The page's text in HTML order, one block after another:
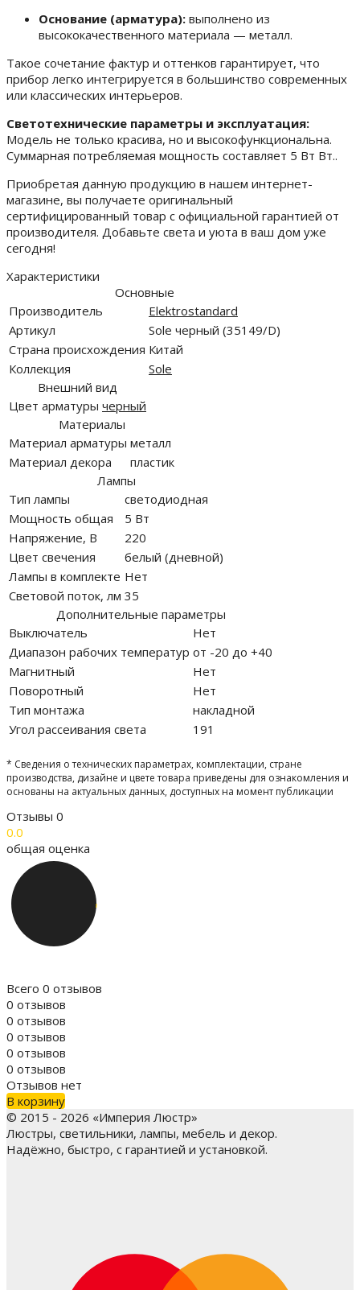
Основание (арматура): выполнено из
высококачественного материала — металл.
Такое сочетание фактур и оттенков гарантирует, что
прибор легко интегрируется в большинство современных
или классических интерьеров.
Светотехнические параметры и эксплуатация:
Модель не только красива, но и высокофункциональна.
Суммарная потребляемая мощность составляет 5 Вт Вт..
Приобретая данную продукцию в нашем интернет-
магазине, вы получаете оригинальный
сертифицированный товар с официальной гарантией от
производителя. Добавьте света и уюта в ваш дом уже
сегодня!
Характеристики
Основные
Производитель
Elektrostandard
Артикул
Sole черный (35149/D)
Страна происхождения Китай
Коллекция
Sole
Внешний вид
Цвет арматуры черный
Материалы
Материал арматуры металл
Материал декора
пластик
Лампы
Тип лампы
светодиодная
Мощность общая
5 Вт
Напряжение, В
220
Цвет свечения
белый (дневной)
Лампы в комплекте Нет
Световой поток, лм 35
Дополнительные параметры
Выключатель
Нет
Диапазон рабочих температур от -20 до +40
Магнитный
Нет
Поворотный
Нет
Тип монтажа
накладной
Угол рассеивания света
191
* Сведения о технических параметрах, комплектации, стране
производства, дизайне и цвете товара приведены для ознакомления и
основаны на актуальных данных, доступных на момент публикации
Отзывы 0
0.0
общая оценка
Всего 0 отзывов
0 отзывов
0 отзывов
0 отзывов
0 отзывов
0 отзывов
Отзывов нет
В корзину
© 2015 - 2026 «Империя Люстр»
Люстры, светильники, лампы, мебель и декор.
Надёжно, быстро, с гарантией и установкой.